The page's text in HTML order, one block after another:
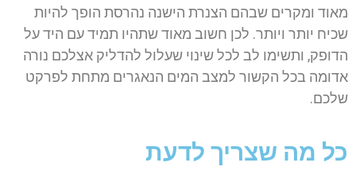
מאוד ומקרים שבהם הצנרת הישנה נהרסת הופך להיות
שכיח יותר ויותר. לכן חשוב מאוד שתהיו תמיד עם היד על
הדופק, ותשימו לב לכל שינוי שעלול להדליק אצלכם נורה
אדומה בכל הקשור למצב המים הנאגרים מתחת לפרקט
שלכם.
כל מה שצריך לדעת